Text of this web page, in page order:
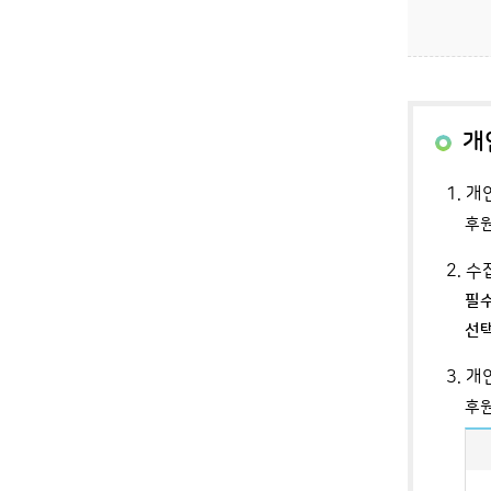
개
1. 개
후
2. 수
필
선
3. 개
후